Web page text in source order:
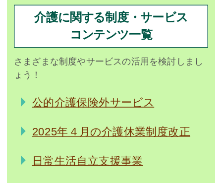
介護に関する制度・サービス
コンテンツ一覧
さまざまな制度やサービスの活用を検討しまし
ょう！
公的介護保険外サービス
2025年４月の介護休業制度改正
日常生活自立支援事業